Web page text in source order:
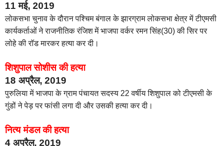
11 मई, 2019
लोकसभा चुनाव के दौरान पश्चिम बंगाल के झारग्राम लोकसभा क्षेत्र में टीएमसी
कार्यकर्ताओं ने राजनीतिक रंजिश में भाजपा वर्कर रमन सिंह(30) की सिर पर
लोहे की रॉड मारकर हत्या कर दी।
शिशुपाल सोशीस की हत्या
18 अप्रैल, 2019
पुरुलिया में भाजपा के ग्राम पंचायत सदस्य 22 वर्षीय शिशुपाल को टीएमसी के
गुंडों ने पेड़ पर फांसी लगा दी और उसकी हत्या कर दी।
नित्य मंडल की हत्या
4 अप्रैल, 2019